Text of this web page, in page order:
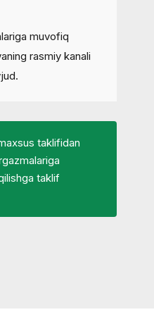
muvofiq
rasmiy kanali
taklifidan
taklif